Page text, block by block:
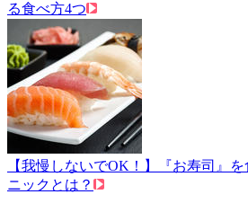
る食べ方4つ
【我慢しないでOK！】『お寿司』
ニックとは？